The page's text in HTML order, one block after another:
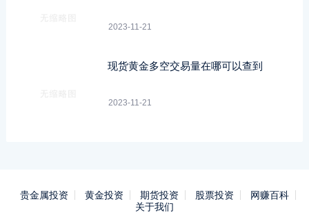
2023-11-21
现货黄金多空交易量在哪可以查到
2023-11-21
贵金属投资 黄金投资 期货投资 股票投资
网赚百科
关于我们